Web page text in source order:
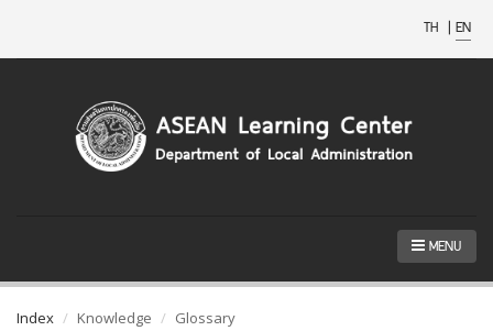
TH | EN
MENU
Index Knowledge
Glossary